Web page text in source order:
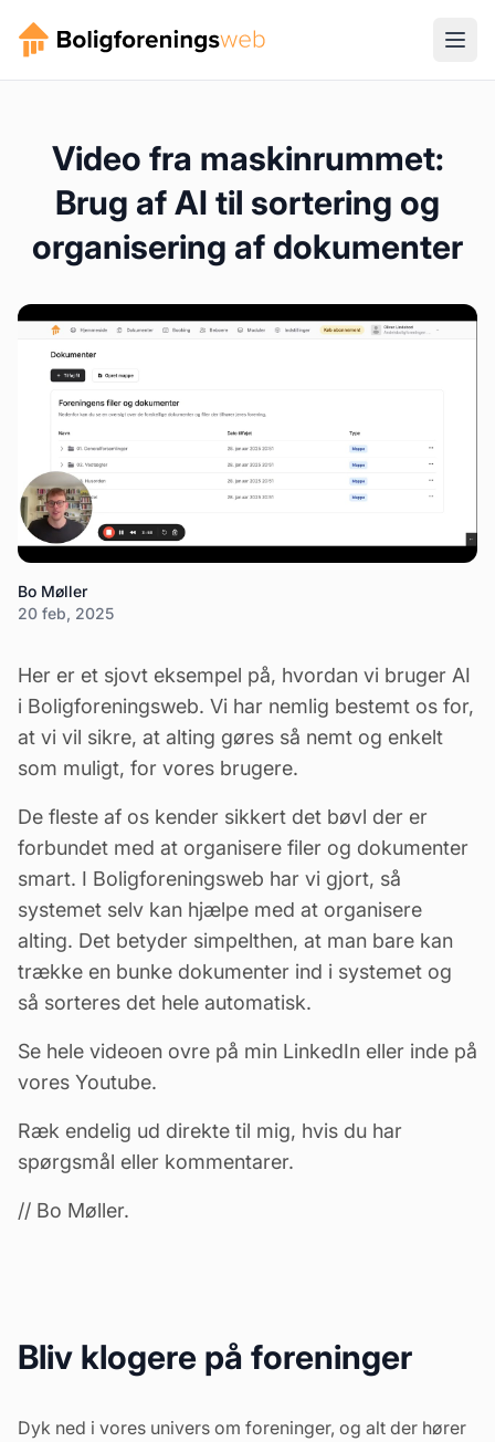
Video fra maskinrummet:
Brug af AI til sortering og
organisering af dokumenter
Bo Møller
20 feb, 2025
Her er et sjovt eksempel på, hvordan vi bruger AI
i Boligforeningsweb. Vi har nemlig bestemt os for,
at vi vil sikre, at alting gøres så nemt og enkelt
som muligt, for vores brugere.
De fleste af os kender sikkert det bøvl der er
forbundet med at organisere filer og dokumenter
smart. I Boligforeningsweb har vi gjort, så
systemet selv kan hjælpe med at organisere
alting. Det betyder simpelthen, at man bare kan
trække en bunke dokumenter ind i systemet og
så sorteres det hele automatisk.
Se hele videoen ovre på min LinkedIn eller inde på
vores Youtube.
Ræk endelig ud direkte til mig, hvis du har
spørgsmål eller kommentarer.
// Bo Møller.
Bliv klogere på foreninger
Dyk ned i vores univers om foreninger, og alt der hører